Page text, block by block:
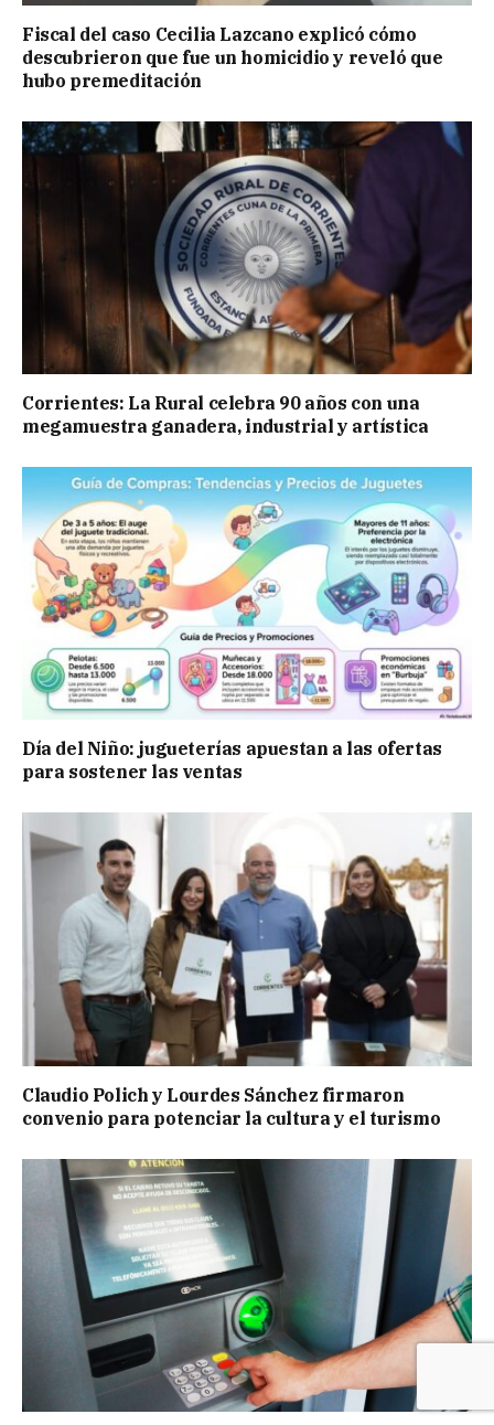
Fiscal del caso Cecilia Lazcano explicó cómo
descubrieron que fue un homicidio y reveló que
hubo premeditación
Corrientes: La Rural celebra 90 años con una
megamuestra ganadera, industrial y artística
Día del Niño: jugueterías apuestan a las ofertas
para sostener las ventas
Claudio Polich y Lourdes Sánchez firmaron
convenio para potenciar la cultura y el turismo